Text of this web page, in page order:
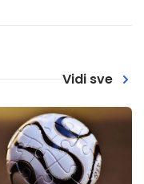
Vidi sve